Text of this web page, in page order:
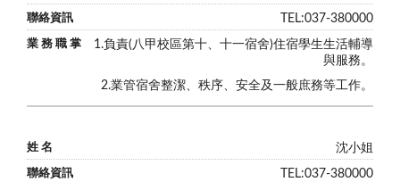
TEL:037-380000
1.負責( 八甲校區第十、十一宿舍)住宿學生生活輔導
與服務。
2.業管宿舍整潔、秩序、安全及一般庶務等工作。
沈小姐
TEL:037-380000